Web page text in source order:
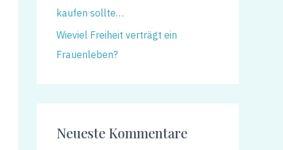
kaufen sollte…
Wieviel Freiheit verträgt ein
Frauenleben?
Neueste Kommentare